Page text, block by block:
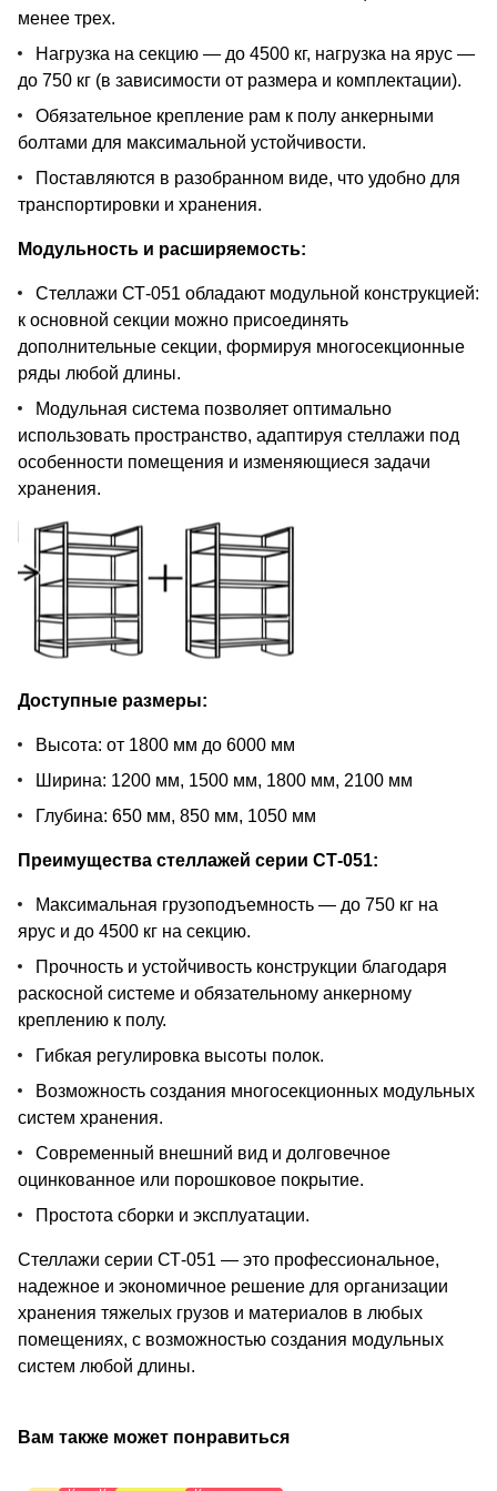
менее трех.
Нагрузка на секцию — до 4500 кг, нагрузка на ярус —
до 750 кг (в зависимости от размера и комплектации).
Обязательное крепление рам к полу анкерными
болтами для максимальной устойчивости.
Поставляются в разобранном виде, что удобно для
транспортировки и хранения.
Модульность и расширяемость:
Стеллажи СТ-051 обладают модульной конструкцией:
к основной секции можно присоединять
дополнительные секции, формируя многосекционные
ряды любой длины.
Модульная система позволяет оптимально
использовать пространство, адаптируя стеллажи под
особенности помещения и изменяющиеся задачи
хранения.
Доступные размеры:
Высота: от 1800 мм до 6000 мм
Ширина: 1200 мм, 1500 мм, 1800 мм, 2100 мм
Глубина: 650 мм, 850 мм, 1050 мм
Преимущества стеллажей серии СТ-051:
Максимальная грузоподъемность — до 750 кг на
ярус и до 4500 кг на секцию.
Прочность и устойчивость конструкции благодаря
раскосной системе и обязательному анкерному
креплению к полу.
Гибкая регулировка высоты полок.
Возможность создания многосекционных модульных
систем хранения.
Современный внешний вид и долговечное
оцинкованное или порошковое покрытие.
Простота сборки и эксплуатации.
Стеллажи серии СТ-051 — это профессиональное,
надежное и экономичное решение для организации
хранения тяжелых грузов и материалов в любых
помещениях, с возможностью создания модульных
систем любой длины.
Вам также может понравиться